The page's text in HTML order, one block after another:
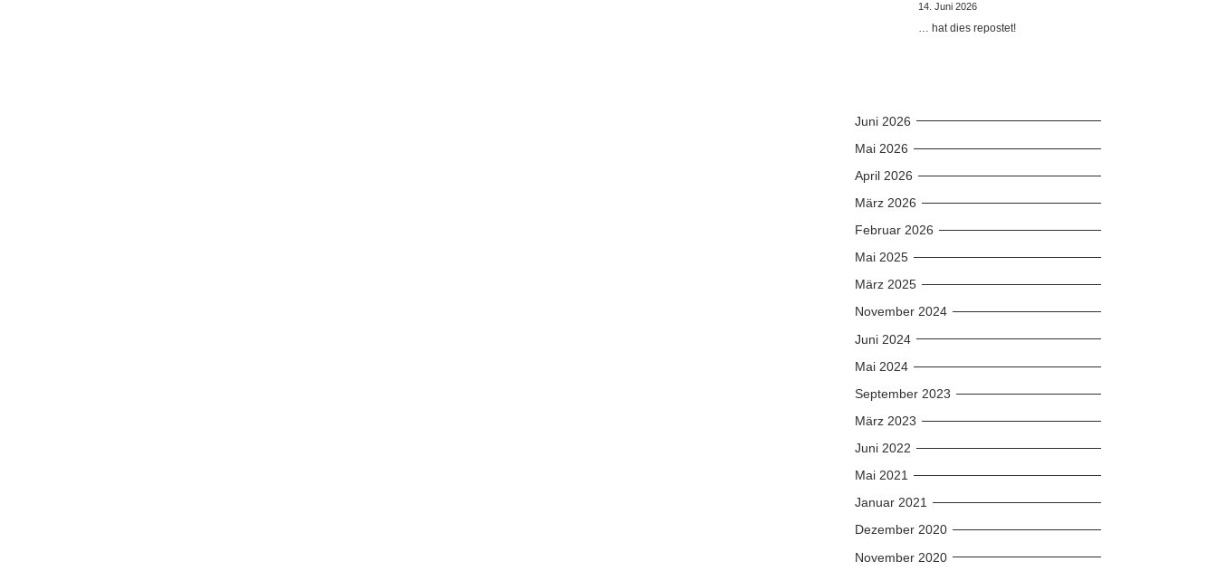
14. Juni 2026
… hat dies repostet!
Juni 2026
Mai 2026
April 2026
März 2026
Februar 2026
Mai 2025
März 2025
November 2024
Juni 2024
Mai 2024
September 2023
März 2023
Juni 2022
Mai 2021
Januar 2021
Dezember 2020
November 2020